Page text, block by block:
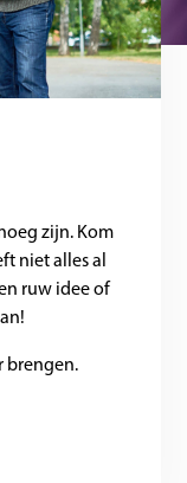
zijn. Kom
niet alles al
ruw idee of
brengen.